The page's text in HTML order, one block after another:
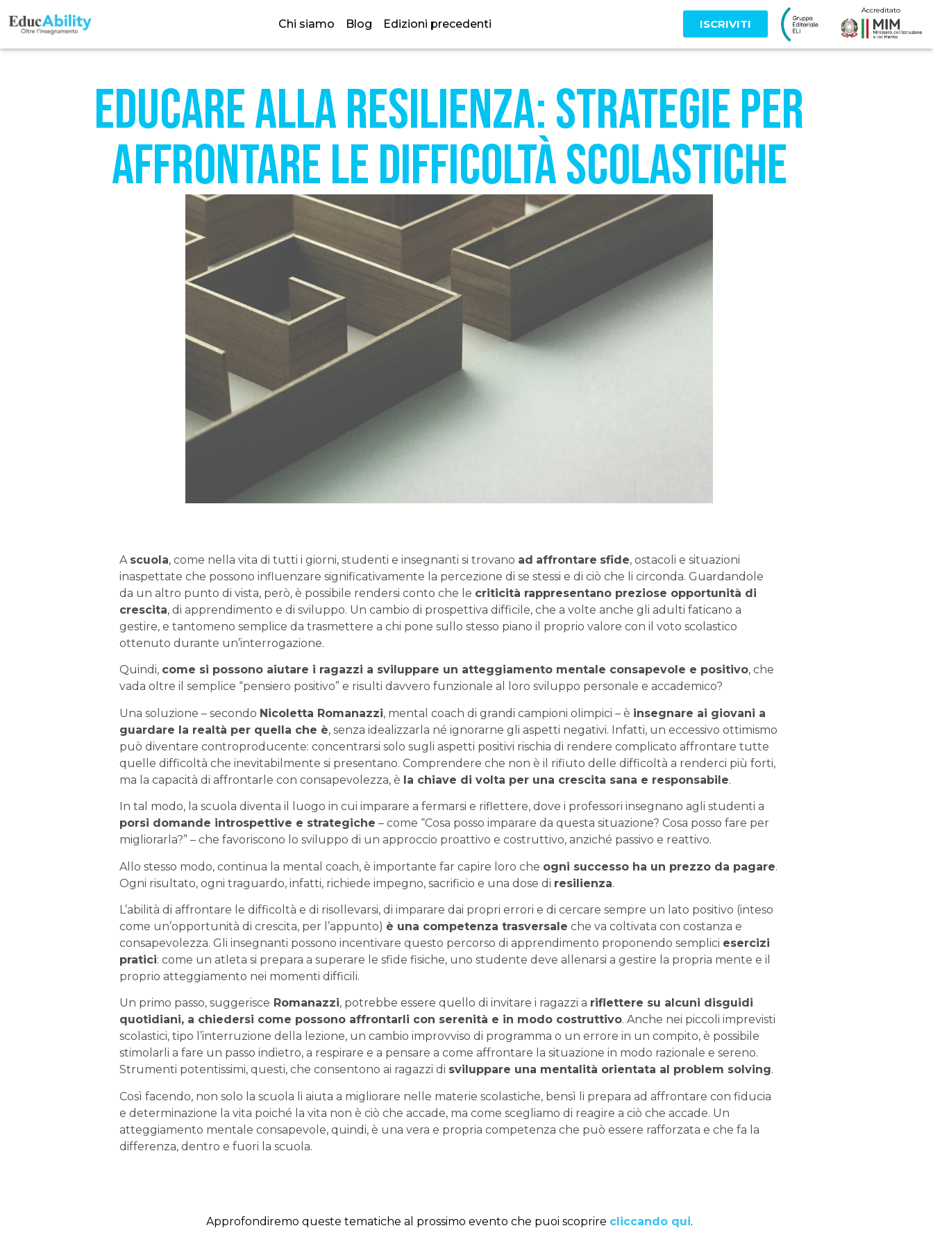
Chi siamo Blog Edizioni precedenti ISCRIVITI
Accreditato
Educare alla resilienza: strategie per
affrontare le difficoltà scolastiche
A scuola, come nella vita di tutti i giorni, studenti e insegnanti si trovano ad affrontare sfide, ostacoli e situazioni
inaspettate che possono influenzare significativamente la percezione di se stessi e di ciò che li circonda. Guardandole
da un altro punto di vista, però, è possibile rendersi conto che le criticità rappresentano preziose opportunità di
crescita, di apprendimento e di sviluppo. Un cambio di prospettiva difficile, che a volte anche gli adulti faticano a
gestire, e tantomeno semplice da trasmettere a chi pone sullo stesso piano il proprio valore con il voto scolastico
ottenuto durante un’interrogazione.
Quindi, come si possono aiutare i ragazzi a sviluppare un atteggiamento mentale consapevole e positivo, che
vada oltre il semplice “pensiero positivo” e risulti davvero funzionale al loro sviluppo personale e accademico?
Una soluzione – secondo Nicoletta Romanazzi, mental coach di grandi campioni olimpici – è insegnare ai giovani a
guardare la realtà per quella che è, senza idealizzarla né ignorarne gli aspetti negativi. Infatti, un eccessivo ottimismo
può diventare controproducente: concentrarsi solo sugli aspetti positivi rischia di rendere complicato affrontare tutte
quelle difficoltà che inevitabilmente si presentano. Comprendere che non è il rifiuto delle difficoltà a renderci più forti,
ma la capacità di affrontarle con consapevolezza, è la chiave di volta per una crescita sana e responsabile.
In tal modo, la scuola diventa il luogo in cui imparare a fermarsi e riflettere, dove i professori insegnano agli studenti a
porsi domande introspettive e strategiche – come “Cosa posso imparare da questa situazione? Cosa posso fare per
migliorarla?” – che favoriscono lo sviluppo di un approccio proattivo e costruttivo, anziché passivo e reattivo.
Allo stesso modo, continua la mental coach, è importante far capire loro che ogni successo ha un prezzo da pagare.
Ogni risultato, ogni traguardo, infatti, richiede impegno, sacrificio e una dose di resilienza.
L’abilità di affrontare le difficoltà e di risollevarsi, di imparare dai propri errori e di cercare sempre un lato positivo (inteso
come un’opportunità di crescita, per l’appunto) è una competenza trasversale che va coltivata con costanza e
consapevolezza. Gli insegnanti possono incentivare questo percorso di apprendimento proponendo semplici esercizi
pratici: come un atleta si prepara a superare le sfide fisiche, uno studente deve allenarsi a gestire la propria mente e il
proprio atteggiamento nei momenti difficili.
Un primo passo, suggerisce Romanazzi, potrebbe essere quello di invitare i ragazzi a riflettere su alcuni disguidi
quotidiani, a chiedersi come possono affrontarli con serenità e in modo costruttivo. Anche nei piccoli imprevisti
scolastici, tipo l’interruzione della lezione, un cambio improvviso di programma o un errore in un compito, è possibile
stimolarli a fare un passo indietro, a respirare e a pensare a come affrontare la situazione in modo razionale e sereno.
Strumenti potentissimi, questi, che consentono ai ragazzi di sviluppare una mentalità orientata al problem solving.
Così facendo, non solo la scuola li aiuta a migliorare nelle materie scolastiche, bensì li prepara ad affrontare con fiducia
e determinazione la vita poiché la vita non è ciò che accade, ma come scegliamo di reagire a ciò che accade. Un
atteggiamento mentale consapevole, quindi, è una vera e propria competenza che può essere rafforzata e che fa la
differenza, dentro e fuori la scuola.
Approfondiremo queste tematiche al prossimo evento che puoi scoprire cliccando qui.